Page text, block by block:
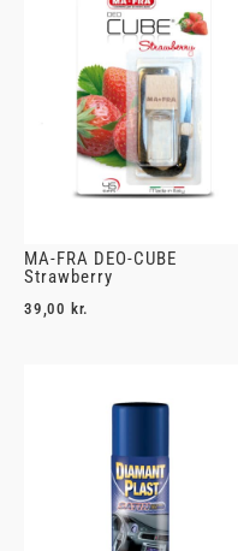
MA-FRA DEO-CUBE
Strawberry
39,00 kr.